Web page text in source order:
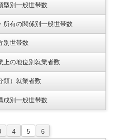
型別一般世帯数
所有の関係別一般世帯数
別世帯数
上の地位別就業者数
類）就業者数
成別一般世帯数
4 5
6